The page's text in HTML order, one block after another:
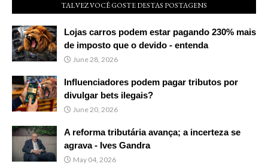
TALVEZ VOCÊ GOSTE DESTAS POSTAGENS
Lojas carros podem estar pagando 230% mais
de imposto que o devido - entenda
June 28, 2026
Influenciadores podem pagar tributos por
divulgar bets ilegais?
June 20, 2026
A reforma tributária avança; a incerteza se
agrava - Ives Gandra
May 04, 2026